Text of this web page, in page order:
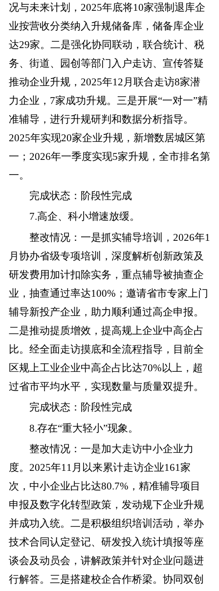
况与未来计划， 2025年底将10家强制退库企
业按营收分类纳入升规储备库，储备库企业
达29家。 二是强化协同联动 ，联合统计、税
务、街道、园创等部门入户走访、宣传答疑
推动企业升规， 2025年12 月 联合走访8家潜
力企业， 7家成功升规。 三是开展“一对一”精
准辅导，进行升规研判和数据分析指导。
2025年实现20家企业升规，新增数居城区第
一； 2026年一季度实现5家升规，全市排名第
一。
完成状态 ： 阶段性完成
7.高企、科小增速放缓。
整改情况： 一是抓实辅导培训 ， 2026年1
月协办省级专项培训，深度解析创新政策及
研发费用加计扣除实务，重点辅导被抽查企
业， 抽查通过率达100% ； 邀请省市专家上门
辅导新投产企业，助力顺利通过高企申报。
二是推动提质增效，提高规上企业中高企占
比。经全面走访摸底和全流程指导，目前全
区规上工业企业中高企占比达70%以上，超
过省市平均水平，实现数量与质量双提升。
完成状态 ： 阶段性完成
8.存在“重大轻小”现象。
整改情况： 一是加大走访中小企业力
度。 2025年11月以来累计走访企业161家
次，中小企业占比达80.7% ， 精准辅导项目
申报及数字化转型政策，发动规下企业升规
并成功入统。 二是积极组织培训活动 ，举办
技术合同认定登记、研发投入统计填报等座
谈会及动员会，讲解政策并针对企业问题进
行解答。 三是搭建校企合作桥梁。 协同双创